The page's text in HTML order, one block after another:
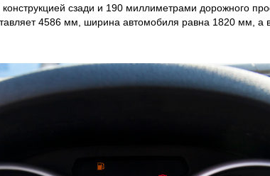
сзади и 190 миллиметрами дорожного
4586 мм, ширина автомобиля равна 1820 мм, а